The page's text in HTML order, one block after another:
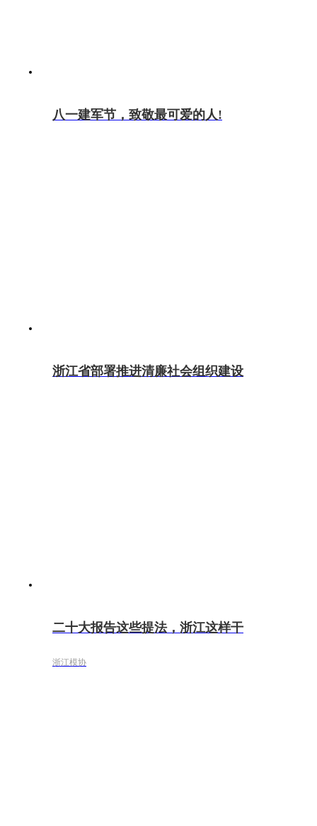
八一建军节，致敬最可爱的人!
浙江省部署推进清廉社会组织建设
二十大报告这些提法，浙江这样干
浙江模协